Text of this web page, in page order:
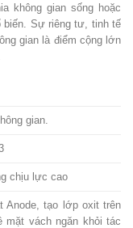
không gian sống hoặc
biến. Sự riêng tư, tinh tế
gian là điểm cộng lớn
gian.
chịu lực cao
Anode, tạo lớp oxit trên
mặt vách ngăn khỏi tác